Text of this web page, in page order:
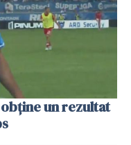
un rezultat